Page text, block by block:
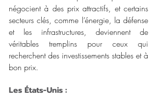
négocient à des prix attractifs, et certains
secteurs clés, comme l’énergie, la défense
et les infrastructures, deviennent de
véritables tremplins pour ceux qui
recherchent des investissements stables et à
bon prix.
Les États-Unis :